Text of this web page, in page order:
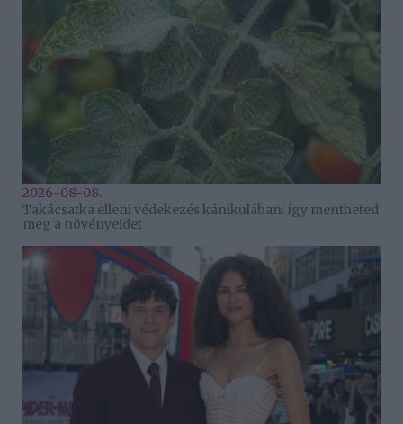
2026-08-08.
Takácsatka elleni védekezés kánikulában: így mentheted
meg a növényeidet